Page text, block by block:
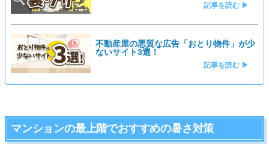
記事を読む ▶
不動産屋の悪質な広告「おとり物件」が少
ないサイト3選！
記事を読む ▶
マンションの最上階でおすすめの暑さ対策